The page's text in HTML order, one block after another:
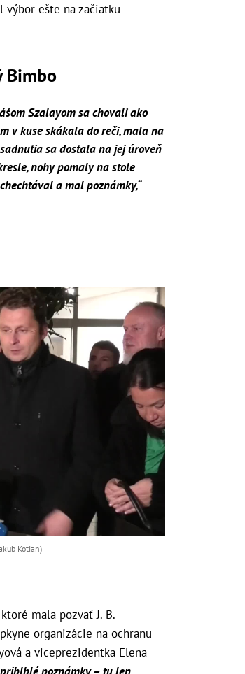
výbor ešte na začiatku
Bimbo
Szalayom sa chovali ako
v kuse skákala do reči, mala na
sa dostala na jej úroveň
nohy pomaly na stole
a mal poznámky,“
Kotian)
mala pozvať J. B.
organizácie na ochranu
a viceprezidentka Elena